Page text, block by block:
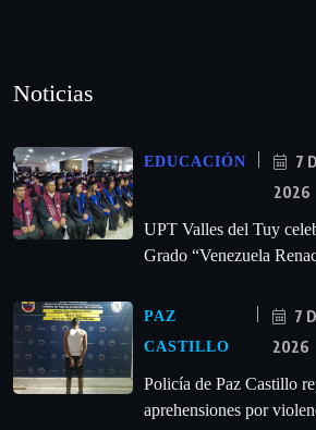
Noticias
EDUCACIÓN
7
2026
UPT Valles del Tuy
Grado “Venezuela
PAZ
CASTILLO
7
2026
‎Policía de Paz Castillo
aprehensiones por